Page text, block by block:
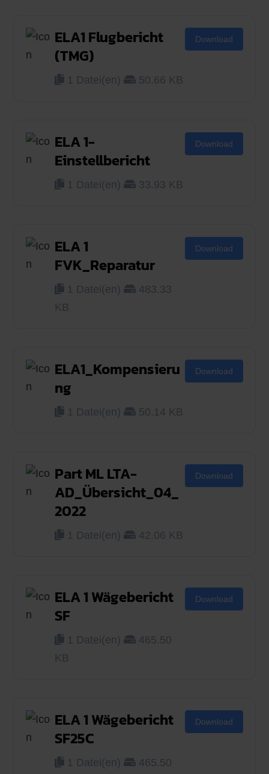
ELA1 Flugbericht
(TMG)
1 Datei(en) 50.66 KB
Download
ELA 1-
Einstellbericht
1 Datei(en) 33.93 KB
Download
ELA 1
FVK_Reparatur
1 Datei(en)
483.33
KB
Download
ELA1_Kompensieru
ng
1 Datei(en) 50.14 KB
Download
Part ML LTA-
AD_Übersicht_04_
2022
1 Datei(en) 42.06 KB
Download
ELA 1 Wägebericht
SF
1 Datei(en)
465.50
KB
Download
ELA 1 Wägebericht
SF25C
1 Datei(en)
465.50
Download